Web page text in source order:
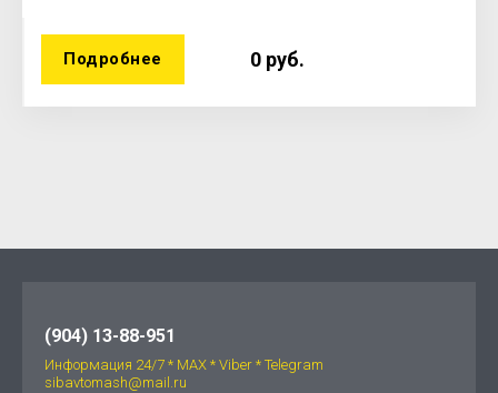
0 руб.
Подробнее
(904) 13-88-951
Информация 24/7 * МАХ * Viber * Telegram
sibavtomash@mail.ru